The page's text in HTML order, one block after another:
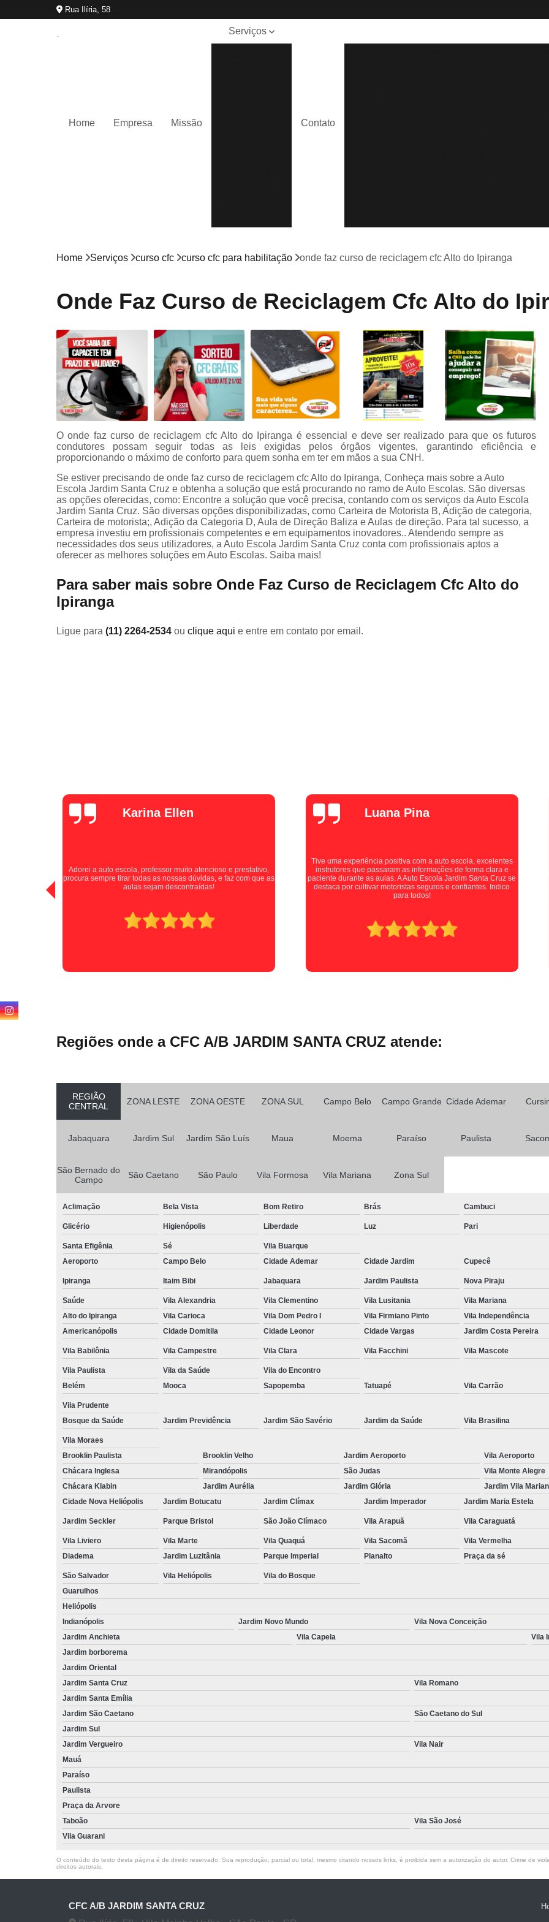
Rua Ilíria, 58
Home Empresa Missão
Serviços
especializados
de transporte
Mudar
categoria
Primeira
habilitação
habilitações
cnh
Renovação
Simulador de
direção
Contato
Aula de Direção Auto Escola
Aula de
Aula de Direção Defensiva
Aula de Direção para Iniciantes
Auto Escola para Aprender Dirigir
Auto
Auto Escola para Estrangeiros
Auto Escola para Habilitados
Auto
Auto Escola para Reciclagem
Carteira de Motorista B
Carteira de Motorista de
Carteira de Motorista Deficiente
Categoria C Cnh
Aula de
Curso de
Curso de Transporte de Passageiros
Curso Mopp e Carga Indivisível
Curso Online Transporte de Passageiros
Mudar a Categoria da
Primeira Habilitação para Moto
1ª
Primeira Aula de Habilitação
Primeira Habilitação Aulas
Curso de Reciclagem Cnh
Curso para Reciclagem de
Curso Reciclagem Cnh Suspensa
Reciclagem de Cnh
Reciclagem
Renovação Cnh a
Renovação Cnh
Renovação da Cnh Vencida
Auto Escola Simulador de Carro
Simulador de Carro na Auto Escola
Simulador de Direção Cfc
Simulador de
Home Serviços curso cfc curso cfc para habilitação onde faz curso de reciclagem cfc Alto do Ipiranga
Onde Faz Curso de Reciclagem Cfc Alto do
O onde faz curso de reciclagem cfc Alto do Ipiranga é essencial e deve ser realizado para que os futuros
condutores possam seguir todas as leis exigidas pelos órgãos vigentes, garantindo eficiência e
proporcionando o máximo de conforto para quem sonha em ter em mãos a sua CNH.
Se estiver precisando de onde faz curso de reciclagem cfc Alto do Ipiranga, Conheça mais sobre a Auto
Escola Jardim Santa Cruz e obtenha a solução que está procurando no ramo de Auto Escolas. São diversas
as opções oferecidas, como: Encontre a solução que você precisa, contando com os serviços da Auto Escola
Jardim Santa Cruz. São diversas opções disponibilizadas, como Carteira de Motorista B, Adição de categoria,
Carteira de motorista;, Adição da Categoria D, Aula de Direção Baliza e Aulas de direção. Para tal sucesso, a
empresa investiu em profissionais competentes e em equipamentos inovadores.. Atendendo sempre as
necessidades dos seus utilizadores, a Auto Escola Jardim Santa Cruz conta com profissionais aptos a
oferecer as melhores soluções em Auto Escolas. Saiba mais!
Para saber mais sobre Onde Faz Curso de Reciclagem Cfc Alto do
Ipiranga
Ligue para (11) 2264-2534 ou clique aqui e entre em contato por email.
Luana Pina
instrutores que passaram as informações de forma clara e
paciente durante as aulas. A Auto Escola Jardim Santa Cruz se
destaca por cultivar motoristas seguros e confiantes. Indico
alexZ7000
Auto escola muito boa, fiz minhas aulas práticas com a
Professora Kellen, e ela é uma pessoa maravilhosa, me instruía
com extrema paciência e cobrava quando necessário,
recomendo muito para quem está procurando tirar sua carta!
Regiões onde a CFC A/B JARDIM SANTA CRUZ atende:
REGIÃO
CENTRAL
ZONA LESTE ZONA OESTE ZONA SUL Campo Belo Campo Grande Cidade Ademar
Jabaquara Jardim Sul Jardim São Luís Maua Moema Paraíso Paulista
São Bernado do
Campo
São Caetano São Paulo Vila Formosa Vila Mariana Zona Sul
Aclimação Bela Vista Bom Retiro Brás Cambuci
Glicério Higienópolis Liberdade Luz Pari
Santa Efigênia Sé
Vila Buarque
Aeroporto
Campo Belo Cidade Ademar Cidade Jardim Cupecê
Ipiranga Itaim Bibi Jabaquara Jardim Paulista Nova Piraju
Saúde Vila Alexandria Vila Clementino Vila Lusitania Vila Mariana
Alto do Ipiranga
Vila Carioca Vila Dom Pedro I Vila Firmiano Pinto Vila Independência
Americanópolis
Cidade Domitila Cidade Leonor Cidade Vargas Jardim Costa Pereira
Vila Babilônia Vila Campestre Vila Clara Vila Facchini Vila Mascote
Vila Paulista Vila da Saúde
Vila do Encontro
Belém
Mooca Sapopemba Tatuapé Vila Carrão
Vila Prudente
Bosque da Saúde
Jardim Previdência Jardim São Savério Jardim da Saúde Vila Brasilina
Vila Moraes
Brooklin Paulista
Brooklin Velho Jardim Aeroporto Vila Aeroporto
Chácara Inglesa
Mirandópolis São Judas Vila Monte Alegre
Chácara Klabin
Jardim Aurélia Jardim Glória Jardim Vila
Cidade Nova Heliópolis
Jardim Botucatu Jardim Clímax Jardim Imperador Jardim Maria Estela
Jardim Seckler Parque Bristol São João Clímaco Vila Arapuã Vila Caraguatá
Vila Liviero Vila Marte Vila Quaquá Vila Sacomã Vila Vermelha
Diadema
Jardim Luzitânia Parque Imperial Planalto Praça da sé
São Salvador Vila Heliópolis
Vila do Bosque
Guarulhos
Heliópolis
Indianópolis
Jardim Novo Mundo Vila Nova Conceição
Jardim Anchieta
Vila Capela
Vila
Jardim borborema
Jardim Oriental
Jardim Santa Cruz
Vila Romano
Jardim Santa Emília
Jardim São Caetano
São Caetano do Sul
Jardim Sul
Jardim Vergueiro
Vila Nair
Mauá
Paraíso
Paulista
Praça da Arvore
Taboão
Vila São José
Vila Guarani
O conteúdo do texto desta página é de direito reservado. Sua reprodução, parcial ou total, mesmo citando nossos links, é proibida sem a autorização do autor. Crime de
direitos autorais
CFC A/B JARDIM SANTA CRUZ